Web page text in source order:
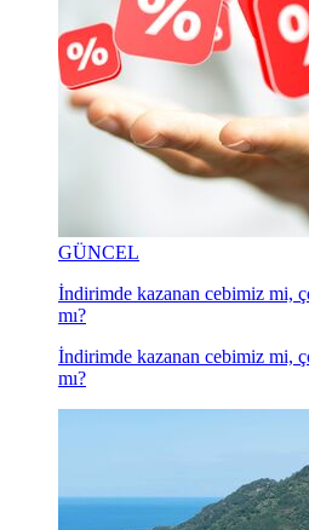
GÜNCEL
İndirimde kazanan cebimiz mi,
mı?
İndirimde kazanan cebimiz mi,
mı?